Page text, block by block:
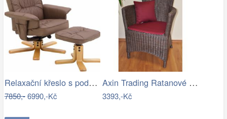
Relaxační křeslo s podnožkou, cappucino…
7850,-6990,-Kč
Axin Trading Ratanové křeslo Pluto…
3393,-Kč